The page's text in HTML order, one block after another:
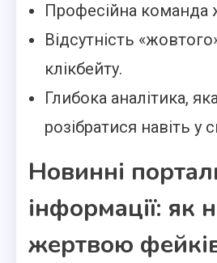
Професійна команда
Відсутність
клікбейту.
Глибока аналітика,
розібратися навіть у
Новинні
інформації: як
жертвою